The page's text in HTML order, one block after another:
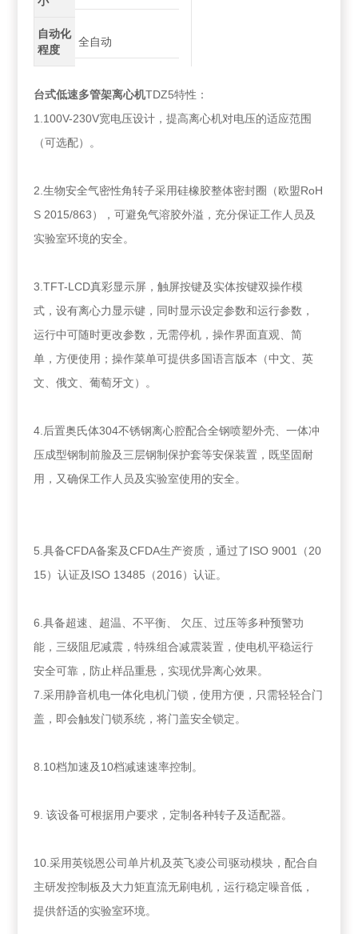
自动化
程度
全自动
台式低速多管架离心机TDZ5特性：
1.100V-230V宽电压设计，提高离心机对电压的适应范围
（可选配）。
2.生物安全气密性角转子采用硅橡胶整体密封圈（欧盟RoH
S 2015/863），可避免气溶胶外溢，充分保证工作人员及
实验室环境的安全。
3.TFT-LCD真彩显示屏，触屏按键及实体按键双操作模
式，设有离心力显示键，同时显示设定参数和运行参数，
运行中可随时更改参数，无需停机，操作界面直观、简
单，方便使用；操作菜单可提供多国语言版本（中文、英
文、俄文、葡萄牙文）。
4.后置奥氏体304不锈钢离心腔配合全钢喷塑外壳、一体冲
压成型钢制前脸及三层钢制保护套等安保装置，既坚固耐
用，又确保工作人员及实验室使用的安全。
5.具备CFDA备案及CFDA生产资质，通过了ISO 9001（20
15）认证及ISO 13485（2016）认证。
6.具备超速、超温、不平衡、 欠压、过压等多种预警功
能，三级阻尼减震，特殊组合减震装置，使电机平稳运行
安全可靠，防止样品重悬，实现优异离心效果。
7.采用静音机电一体化电机门锁，使用方便，只需轻轻合门
盖，即会触发门锁系统，将门盖安全锁定。
8.10档加速及10档减速速率控制。
9. 该设备可根据用户要求，定制各种转子及适配器。
10.采用英锐恩公司单片机及英飞凌公司驱动模块，配合自
主研发控制板及大力矩直流无刷电机，运行稳定噪音低，
提供舒适的实验室环境。